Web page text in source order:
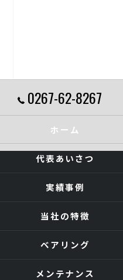
0267-62-8267
ホーム
代表あいさつ
実績事例
当社の特徴
ベアリング
メンテナンス